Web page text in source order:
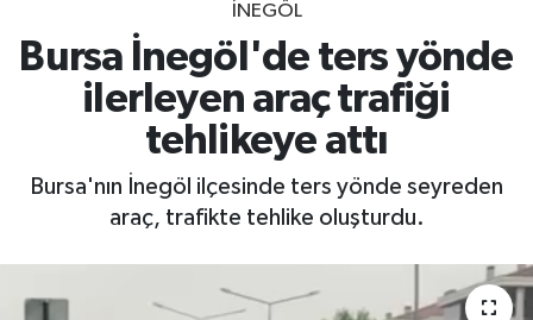
İNEGÖL
Bursa İnegöl'de ters yönde
ilerleyen araç trafiği
tehlikeye attı
Bursa'nın İnegöl ilçesinde ters yönde seyreden
araç, trafikte tehlike oluşturdu.
GÜNDEM
RESMİ İLANLAR
SİYASET
Bursa Trafik Yoğunluk Haritası
Süper Lig Puan Durumu ve Fikstür
Son Dakika Haberleri